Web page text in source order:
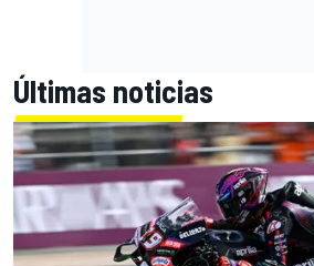
Últimas noticias